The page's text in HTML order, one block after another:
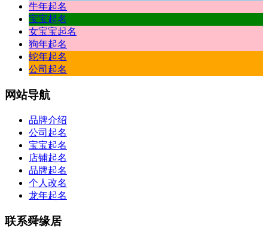
牛年起名
宝宝起名
女宝宝起名
狗年起名
蛇年起名
公司起名
网站导航
品牌介绍
公司起名
宝宝起名
店铺起名
品牌起名
个人改名
龙年起名
联系舜缘居